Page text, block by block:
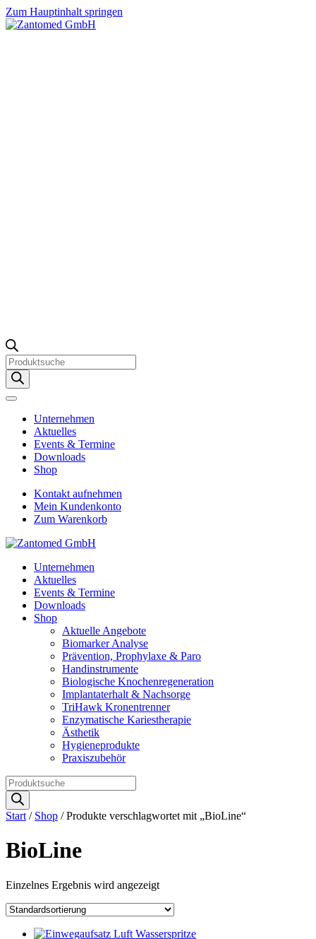
Zum Hauptinhalt springen
Products
search
Unternehmen
Aktuelles
Events & Termine
Downloads
Shop
Kontakt aufnehmen
Mein Kundenkonto
Zum Warenkorb
Unternehmen
Aktuelles
Events & Termine
Downloads
Shop
Aktuelle Angebote
Biomarker Analyse
Prävention, Prophylaxe & Paro
Handinstrumente
Biologische Knochenregeneration
Implantaterhalt & Nachsorge
TriHawk Kronentrenner
Enzymatische Kariestherapie
Ästhetik
Hygieneprodukte
Praxiszubehör
Products
search
Start / Shop / Produkte verschlagwortet mit „BioLine“
BioLine
Einzelnes Ergebnis wird angezeigt